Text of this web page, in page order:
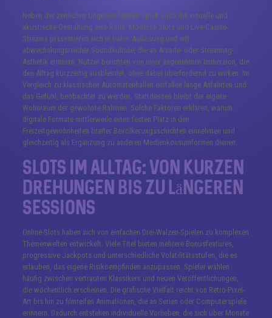
Neben der zeitlichen Ungebundenheit spielt auch die visuelle und
akustische Gestaltung eine Rolle. Moderne Slots und Live-Casino-
Streams präsentieren sich in hoher Auflösung und mit
abwechslungsreicher Soundkulisse, die an Arcade- oder Streaming-
Ästhetik erinnern. Nutzer berichten von einer angenehmen Immersion, die
den Alltag kurzzeitig ausblendet, ohne dabei überfordernd zu wirken. Im
Vergleich zu klassischen Automatenhallen entfallen lange Anfahrten und
das Gefühl, beobachtet zu werden. Stattdessen bleibt der eigene
Wohnraum der gewohnte Rahmen. Solche Faktoren erklären, warum
digitale Formate mittlerweile einen festen Platz in den
Freizeitgewohnheiten breiter Bevölkerungsschichten einnehmen und
gleichzeitig als Ergänzung zu anderen Medienkonsumformen dienen.
Slots im Alltag: Von kurzen
Drehungen bis zu längeren
Sessions
Online-Slots haben sich von einfachen Drei-Walzen-Spielen zu komplexen
Themenwelten entwickelt. Viele Titel bieten mehrere Bonusfeatures,
progressive Jackpots und unterschiedliche Volatilitätsstufen, die es
erlauben, das eigene Risikoempfinden anzupassen. Spieler wählen
häufig zwischen vertrauten Klassikern und neuen Veröffentlichungen,
die wöchentlich erscheinen. Die grafische Vielfalt reicht von Retro-Pixel-
Art bis hin zu filmreifen Animationen, die an Serien oder Computerspiele
erinnern. Dadurch entstehen individuelle Vorlieben, die sich über Monate